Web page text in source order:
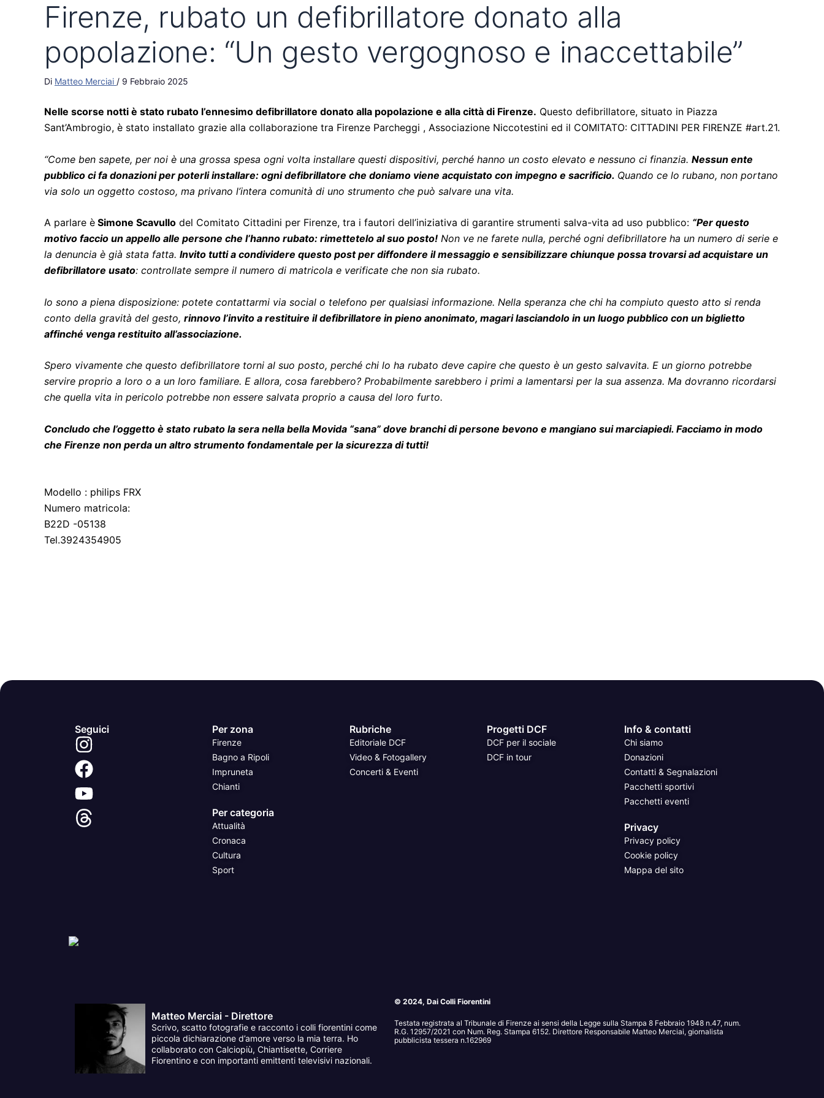
Firenze, rubato un defibrillatore donato alla
popolazione: “Un gesto vergognoso e inaccettabile”
Di Matteo Merciai / 9 Febbraio 2025
Nelle scorse notti è stato rubato l’ennesimo defibrillatore donato alla popolazione e alla città di Firenze. Questo defibrillatore, situato in Piazza
Sant’Ambrogio, è stato installato grazie alla collaborazione tra Firenze Parcheggi , Associazione Niccotestini ed il COMITATO: CITTADINI PER FIRENZE #art.21.
“Come ben sapete, per noi è una grossa spesa ogni volta installare questi dispositivi, perché hanno un costo elevato e nessuno ci finanzia. Nessun ente
pubblico ci fa donazioni per poterli installare: ogni defibrillatore che doniamo viene acquistato con impegno e sacrificio. Quando ce lo rubano, non portano
via solo un oggetto costoso, ma privano l’intera comunità di uno strumento che può salvare una vita.
A parlare è Simone Scavullo del Comitato Cittadini per Firenze, tra i fautori dell’iniziativa di garantire strumenti salva-vita ad uso pubblico: “Per questo
motivo faccio un appello alle persone che l’hanno rubato: rimettetelo al suo posto! Non ve ne farete nulla, perché ogni defibrillatore ha un numero di serie e
la denuncia è già stata fatta. Invito tutti a condividere questo post per diffondere il messaggio e sensibilizzare chiunque possa trovarsi ad acquistare un
defibrillatore usato: controllate sempre il numero di matricola e verificate che non sia rubato.
Io sono a piena disposizione: potete contattarmi via social o telefono per qualsiasi informazione. Nella speranza che chi ha compiuto questo atto si renda
conto della gravità del gesto, rinnovo l’invito a restituire il defibrillatore in pieno anonimato, magari lasciandolo in un luogo pubblico con un biglietto
affinché venga restituito all’associazione.
Spero vivamente che questo defibrillatore torni al suo posto, perché chi lo ha rubato deve capire che questo è un gesto salvavita. E un giorno potrebbe
servire proprio a loro o a un loro familiare. E allora, cosa farebbero? Probabilmente sarebbero i primi a lamentarsi per la sua assenza. Ma dovranno ricordarsi
che quella vita in pericolo potrebbe non essere salvata proprio a causa del loro furto.
Concludo che l’oggetto è stato rubato la sera nella bella Movida “sana” dove branchi di persone bevono e mangiano sui marciapiedi. Facciamo in modo
che Firenze non perda un altro strumento fondamentale per la sicurezza di tutti!
Modello : philips FRX
Numero matricola:
B22D -05138
Tel.3924354905
Seguici Per zona
Firenze
Bagno a Ripoli
Impruneta
Chianti
Per categoria
Attualità
Cronaca
Cultura
Sport
Rubriche
Editoriale DCF
Video & Fotogallery
Concerti & Eventi
Progetti DCF
DCF per il sociale
DCF in tour
Info & contatti
Chi siamo
Donazioni
Contatti & Segnalazioni
Pacchetti sportivi
Pacchetti eventi
Privacy
Privacy policy
Cookie policy
Mappa del sito
Matteo Merciai - Direttore
Scrivo, scatto fotografie e racconto i colli fiorentini come
piccola dichiarazione d’amore verso la mia terra. Ho
collaborato con Calciopiù, Chiantisette, Corriere
Fiorentino e con importanti emittenti televisivi nazionali.
© 2024, Dai Colli Fiorentini
Testata registrata al Tribunale di Firenze ai sensi della Legge sulla Stampa 8 Febbraio 1948 n.47, num.
R.G. 12957/2021 con Num. Reg. Stampa 6152. Direttore Responsabile Matteo Merciai, giornalista
pubblicista tessera n.162969